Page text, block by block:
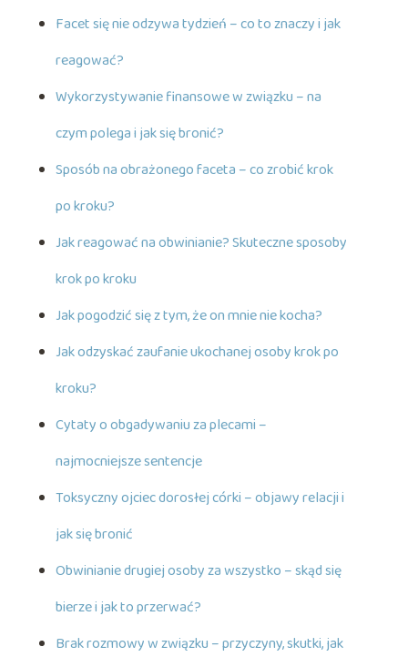
Facet się nie odzywa tydzień – co to znaczy i jak
reagować?
Wykorzystywanie finansowe w związku – na
czym polega i jak się bronić?
Sposób na obrażonego faceta – co zrobić krok
po kroku?
Jak reagować na obwinianie? Skuteczne sposoby
krok po kroku
Jak pogodzić się z tym, że on mnie nie kocha?
Jak odzyskać zaufanie ukochanej osoby krok po
kroku?
Cytaty o obgadywaniu za plecami –
najmocniejsze sentencje
Toksyczny ojciec dorosłej córki – objawy relacji i
jak się bronić
Obwinianie drugiej osoby za wszystko – skąd się
bierze i jak to przerwać?
Brak rozmowy w związku – przyczyny, skutki, jak